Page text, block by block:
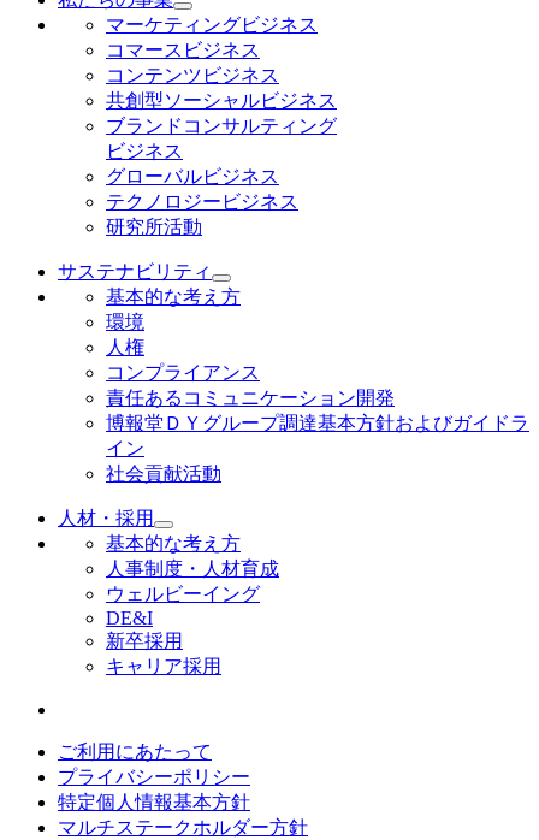
マーケティングビジネス
コマースビジネス
コンテンツビジネス
共創型ソーシャルビジネス
ブランドコンサルティング
ビジネス
グローバルビジネス
テクノロジービジネス
研究所活動
サステナビリティ
基本的な考え方
環境
人権
コンプライアンス
責任あるコミュニケーション開発
博報堂ＤＹグループ調達基本方針およびガイドラ
イン
社会貢献活動
人材・採用
基本的な考え方
人事制度・人材育成
ウェルビーイング
DE&I
新卒採用
キャリア採用
ご利用にあたって
プライバシーポリシー
特定個人情報基本方針
マルチステークホルダー方針